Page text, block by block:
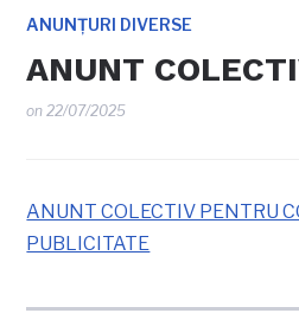
ANUNȚURI DIVERSE
ANUNT
on22/07/2025
ANUNT COLECTIV PENTRU
PUBLICITATE